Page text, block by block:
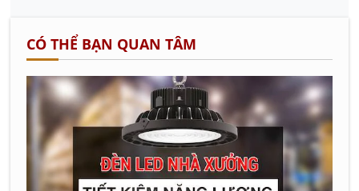
CÓ THỂ BẠN QUAN TÂM